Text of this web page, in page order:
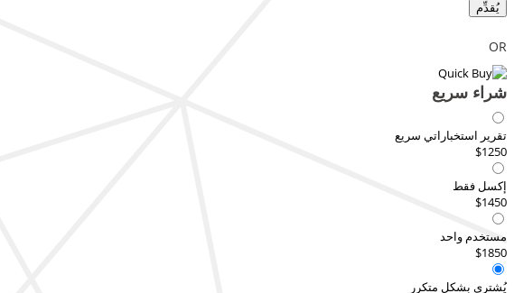
يُقدِّم
OR
شراء سريع
تقرير استخباراتي سريع
$1250
إكسل فقط
$1450
مستخدم واحد
$1850
يُشترى بشكل متكرر